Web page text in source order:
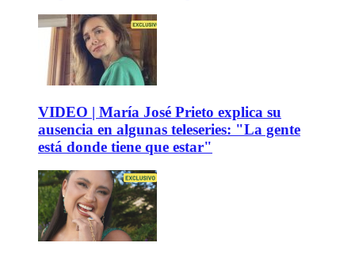
VIDEO | María José Prieto explica su
ausencia en algunas teleseries: "La gente
está donde tiene que estar"